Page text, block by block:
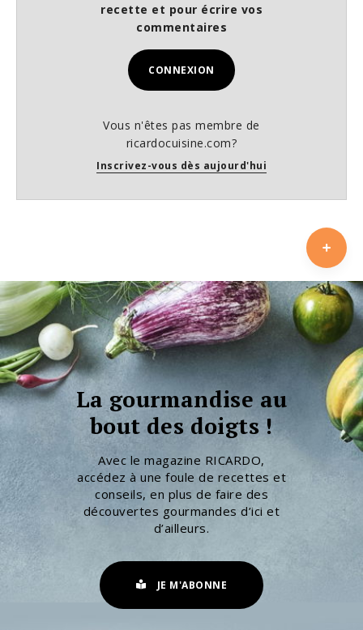
recette et pour écrire vos
commentaires
CONNEXION
Vous n'êtes pas membre de
ricardocuisine.com?
Inscrivez-vous dès aujourd'hui
La gourmandise au
bout des doigts !
Avec le magazine RICARDO,
accédez à une foule de recettes et
conseils, en plus de faire des
découvertes gourmandes d’ici et
d’ailleurs.
JE M'ABONNE